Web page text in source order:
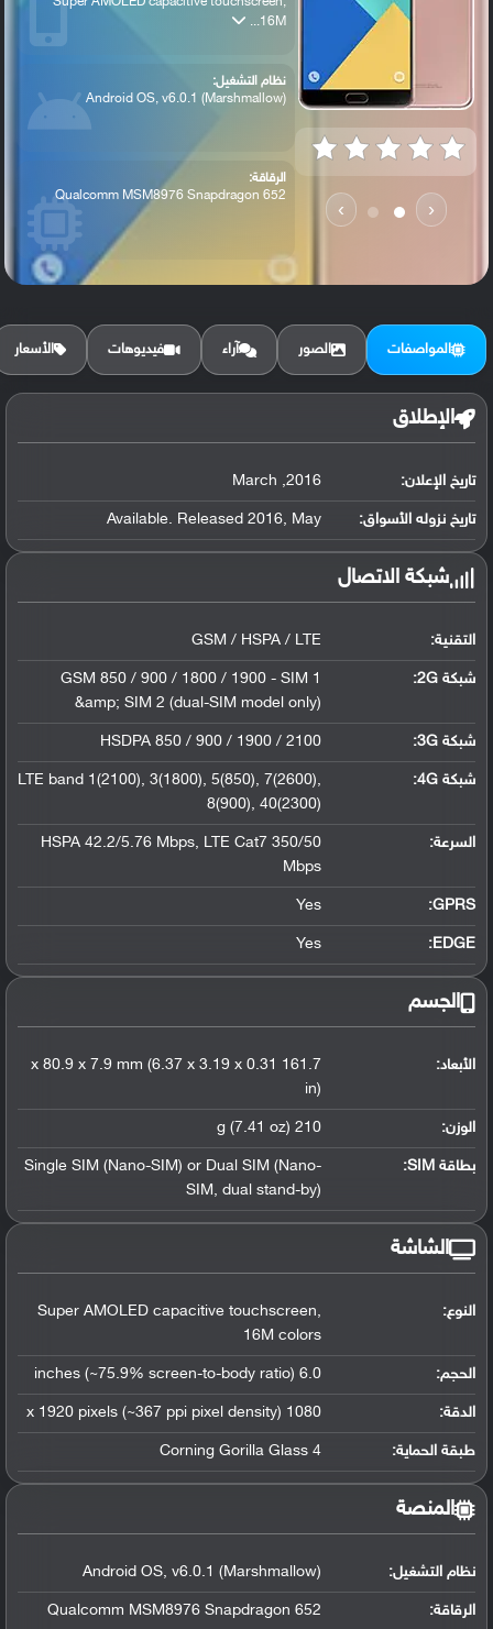
‹
›
16M...
نظام التشغيل:
Android OS, v6.0.1 (Marshmallow)
الرقاقة:
Qualcomm MSM8976 Snapdragon 652
الرام / التخزين:
المواصفات الصور آراء فيديوهات الأسعار
الإطلاق
تاريخ الإعلان: 2016, March
تاريخ نزوله الأسواق: Available. Released 2016, May
شبكة الاتصال
التقنية: GSM / HSPA / LTE
شبكة 2G:
GSM 850 / 900 / 1800 / 1900 - SIM 1
&amp; SIM 2 (dual-SIM model only)
شبكة 3G :
HSDPA 850 / 900 / 1900 / 2100
شبكة 4G :
LTE band 1(2100), 3(1800), 5(850), 7(2600),
8(900), 40(2300)
السرعة:
HSPA 42.2/5.76 Mbps, LTE Cat7 350/50
Mbps
GPRS:
Yes
EDGE:
Yes
الجسم
الأبعاد:
161.7 x 80.9 x 7.9 mm (6.37 x 3.19 x 0.31
in)
الوزن: 210 g (7.41 oz)
بطاقة SIM:
Single SIM (Nano-SIM) or Dual SIM (Nano-
SIM, dual stand-by)
الشاشة
النوع:
Super AMOLED capacitive touchscreen,
16M colors
الحجم: 6.0 inches (~75.9% screen-to-body ratio)
الدقة: 1080 x 1920 pixels (~367 ppi pixel density)
طبقة الحماية: Corning Gorilla Glass 4
المنصة
نظام التشغيل:
Android OS, v6.0.1 (Marshmallow)
الرقاقة:
Qualcomm MSM8976 Snapdragon 652